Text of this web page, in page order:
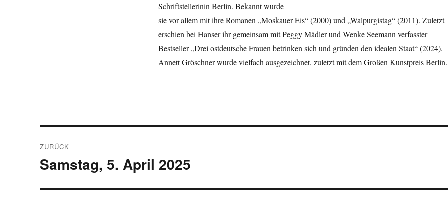
Schriftstellerinin Berlin. Bekannt wurde
sie vor allem mit ihre Romanen „Moskauer Eis“ (2000) und „Walpurgistag“ (2011). Zuletzt
erschien bei Hanser ihr gemeinsam mit Peggy Mädler und Wenke Seemann verfasster
Bestseller „Drei ostdeutsche Frauen betrinken sich und gründen den idealen Staat“ (2024).
Annett Gröschner wurde vielfach ausgezeichnet, zuletzt mit dem Großen Kunstpreis Berlin.
ZURÜCK
Vorheriger
Samstag, 5. April 2025